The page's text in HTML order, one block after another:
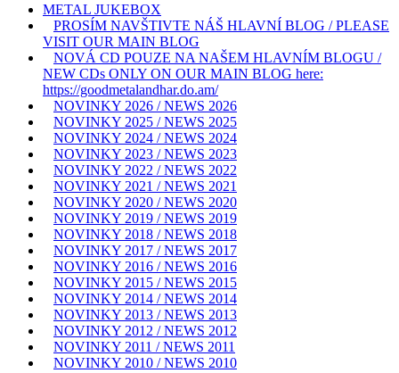
METAL JUKEBOX
PROSÍM NAVŠTIVTE NÁŠ HLAVNÍ BLOG / PLEASE
VISIT OUR MAIN BLOG
NOVÁ CD POUZE NA NAŠEM HLAVNÍM BLOGU /
NEW CDs ONLY ON OUR MAIN BLOG here:
https://goodmetalandhar.do.am/
NOVINKY 2026 / NEWS 2026
NOVINKY 2025 / NEWS 2025
NOVINKY 2024 / NEWS 2024
NOVINKY 2023 / NEWS 2023
NOVINKY 2022 / NEWS 2022
NOVINKY 2021 / NEWS 2021
NOVINKY 2020 / NEWS 2020
NOVINKY 2019 / NEWS 2019
NOVINKY 2018 / NEWS 2018
NOVINKY 2017 / NEWS 2017
NOVINKY 2016 / NEWS 2016
NOVINKY 2015 / NEWS 2015
NOVINKY 2014 / NEWS 2014
NOVINKY 2013 / NEWS 2013
NOVINKY 2012 / NEWS 2012
NOVINKY 2011 / NEWS 2011
NOVINKY 2010 / NEWS 2010